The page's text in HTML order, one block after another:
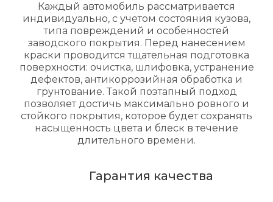
Каждый автомобиль рассматривается
индивидуально, с учетом состояния кузова,
типа повреждений и особенностей
заводского покрытия. Перед нанесением
краски проводится тщательная подготовка
поверхности: очистка, шлифовка, устранение
дефектов, антикоррозийная обработка и
грунтование. Такой поэтапный подход
позволяет достичь максимально ровного и
стойкого покрытия, которое будет сохранять
насыщенность цвета и блеск в течение
длительного времени.
Гарантия качества